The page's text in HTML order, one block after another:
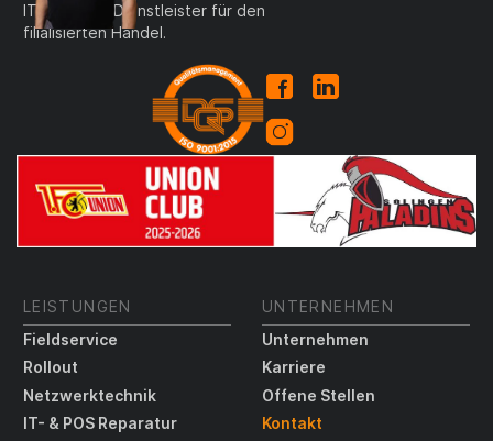
IT Service - Dienstleister für den
filialisierten Handel.
LEISTUNGEN
Fieldservice
Rollout
Netzwerktechnik
IT- & POS Reparatur
UNTERNEHMEN
Unternehmen
Karriere
Offene Stellen
Kontakt